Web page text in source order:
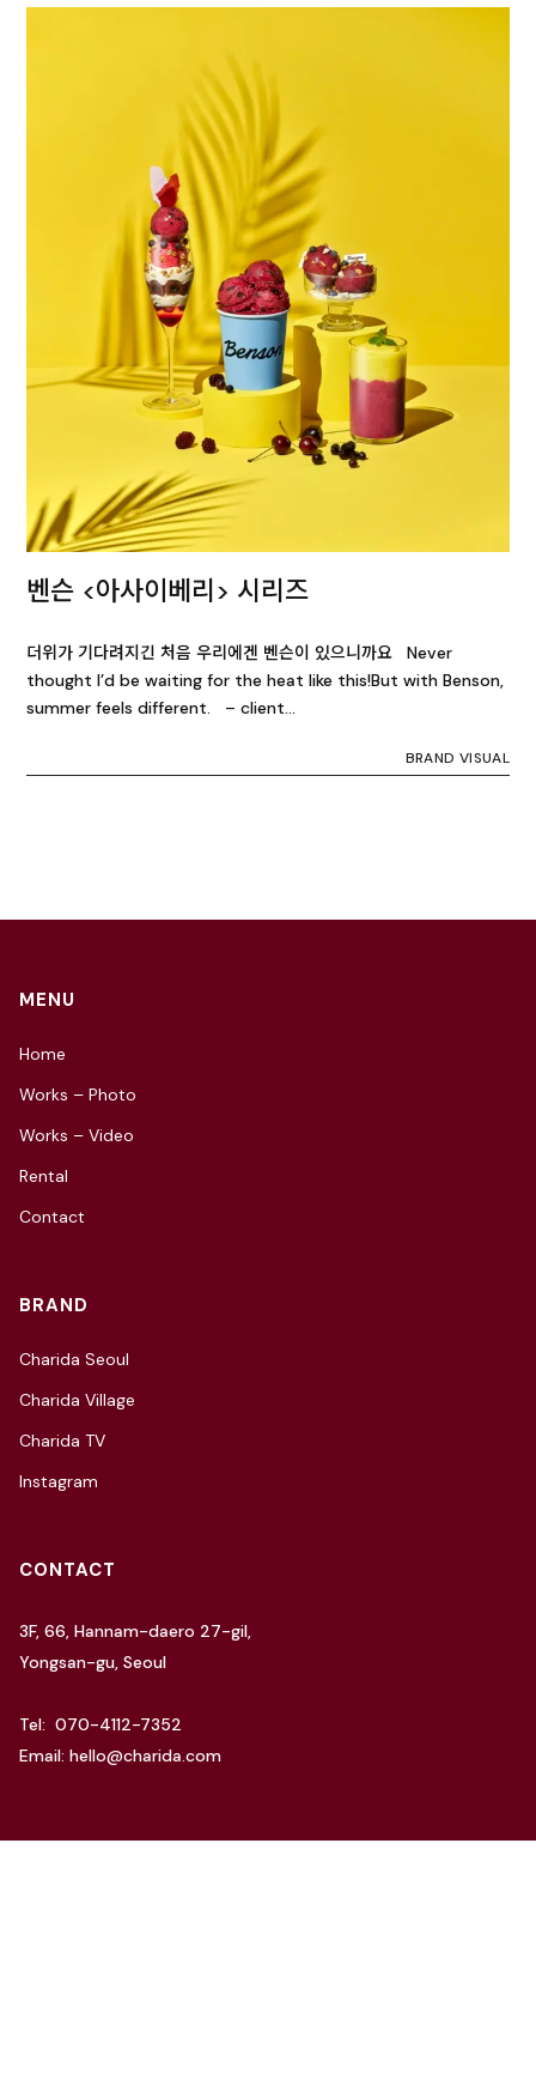
벤슨 <아사이베리> 시리즈
더위가 기다려지긴 처음 우리에겐 벤슨이 있으니까요 Never
thought I’d be waiting for the heat like this!But with Benson,
summer feels different. – client…
BRAND VISUAL
MENU
Home
Works – Photo
Works – Video
Rental
Contact
BRAND
Charida Seoul
Charida Village
Charida TV
Instagram
CONTACT
3F, 66, Hannam-daero 27-gil,
Yongsan-gu, Seoul
Tel: 070-4112-7352
Email: hello@charida.com